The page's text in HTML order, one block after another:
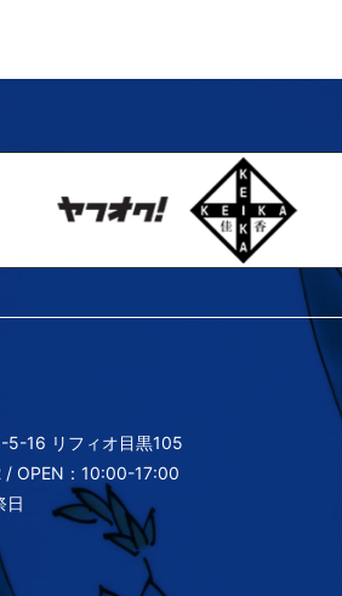
5-16 リフィオ目黒105
OPEN：10:00-17:00
日